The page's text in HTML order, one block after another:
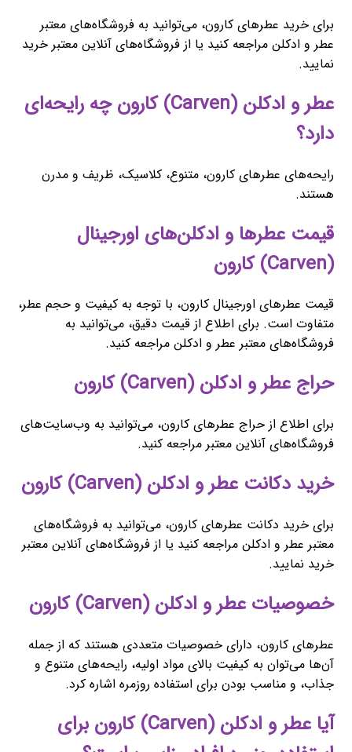
برای خرید عطرهای کارون، می‌توانید به فروشگاه‌های معتبر
عطر و ادکلن مراجعه کنید یا از فروشگاه‌های آنلاین معتبر خرید
نمایید.
عطر و ادکلن (Carven) کارون چه رایحه‌ای
دارد؟
رایحه‌های عطرهای کارون، متنوع، کلاسیک، ظریف و مدرن
هستند.
قیمت عطرها و ادکلن‌های اورجینال
(Carven) کارون
قیمت عطرهای اورجینال کارون، با توجه به کیفیت و حجم عطر،
متفاوت است. برای اطلاع از قیمت دقیق، می‌توانید به
فروشگاه‌های معتبر عطر و ادکلن مراجعه کنید.
حراج عطر و ادکلن (Carven) کارون
برای اطلاع از حراج عطرهای کارون، می‌توانید به وب‌سایت‌های
فروشگاه‌های آنلاین معتبر مراجعه کنید.
خرید دکانت عطر و ادکلن (Carven) کارون
برای خرید دکانت عطرهای کارون، می‌توانید به فروشگاه‌های
معتبر عطر و ادکلن مراجعه کنید یا از فروشگاه‌های آنلاین معتبر
خرید نمایید.
خصوصیات عطر و ادکلن (Carven) کارون
عطرهای کارون، دارای خصوصیات متعددی هستند که از جمله
آن‌ها می‌توان به کیفیت بالای مواد اولیه، رایحه‌های متنوع و
جذاب، و مناسب بودن برای استفاده روزمره اشاره کرد.
آیا عطر و ادکلن (Carven) کارون برای